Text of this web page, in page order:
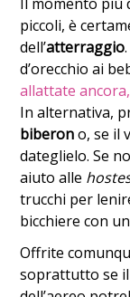
piccoli, è
dell’atterraggio
d’orecchio ai
allattate
In alternativa,
biberono, se il
dateglielo. Se
aiuto alle
trucchi per
bicchiere con
Offrite
soprattutto se il